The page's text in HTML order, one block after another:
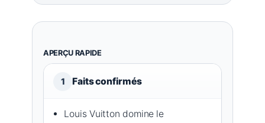
APERÇU RAPIDE
1 Faits confirmés
Louis Vuitton domine le